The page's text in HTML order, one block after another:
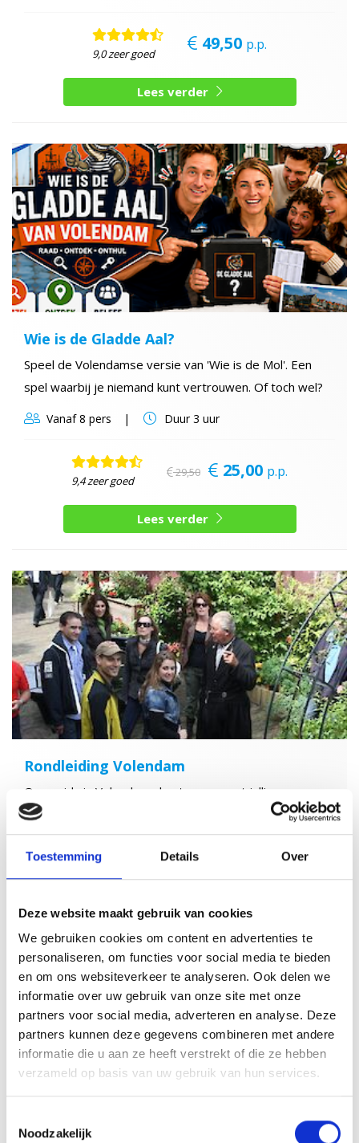
Toestemming Details Over
Deze website maakt gebruik van cookies
We gebruiken cookies om content en advertenties te
personaliseren, om functies voor social media te bieden
en om ons websiteverkeer te analyseren. Ook delen we
informatie over uw gebruik van onze site met onze
partners voor social media, adverteren en analyse. Deze
partners kunnen deze gegevens combineren met andere
informatie die u aan ze heeft verstrekt of die ze hebben
verzameld op basis van uw gebruik van hun services.
Noodzakelijk
9,0 zeer goed 49,50 p.p.
Lees verder
Wie is de Gladde Aal?
Speel de Volendamse versie van 'Wie is de Mol'. Een
spel waarbij je niemand kunt vertrouwen. Of toch wel?
Vanaf8 pers Duur3 uur
9,4 zeer goed
29,50 25,00 p.p.
Lees verder
Rondleiding Volendam
Onze gids in Volendams kostuum neemt jullie mee voor
een rondleiding langs de mooiste plekjes van Volendam.
9,5 zeer goed
Lees verder